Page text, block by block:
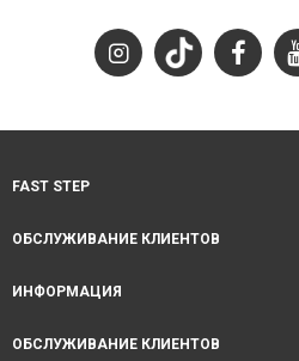
FAST STEP
ОБСЛУЖИВАНИЕ КЛИЕНТОВ
ИНФОРМАЦИЯ
ОБСЛУЖИВАНИЕ КЛИЕНТОВ